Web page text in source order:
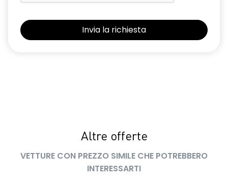
retrovisore interno elettrocromico frameless
retrovisori esterni elettrici riscaldabili e ripiegabili
sistema di controllo della pressione pneumatici indiretto
sistema di frenata d'emergenza attiva con riconoscimento
Altre offerte
VETTURE CON PREZZO SIMILE CHE POTREBBERO
INTERESSARTI